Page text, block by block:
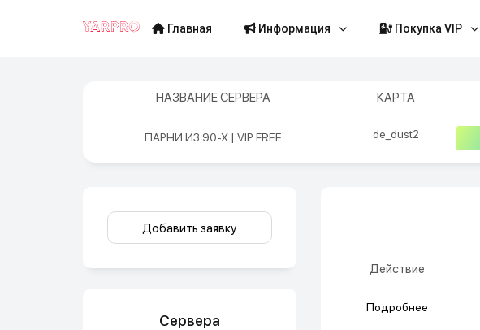
Главная Информация Покупка VIP
НАЗВАНИЕ СЕРВЕРА КАРТА
ПАРНИ ИЗ 90-Х | VIP FREE de_dust2
Действие
Подробнее
Добавить заявку
Сервера